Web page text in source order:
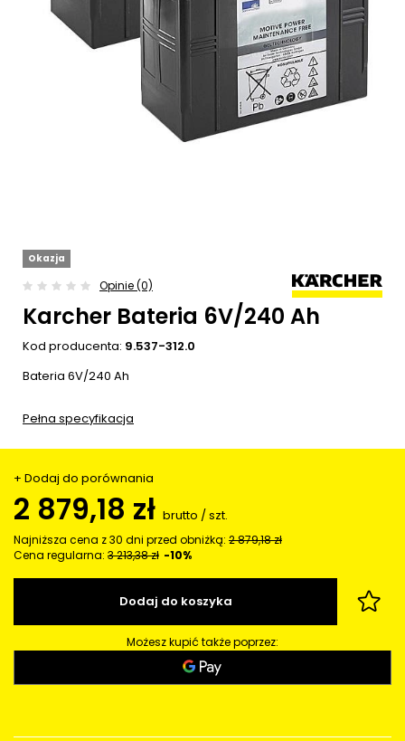
Okazja
Opinie (0)
Karcher Bateria 6V/240 Ah
Kod producenta: 9.537-312.0
Bateria 6V/240 Ah
Pełna specyfikacja
+ Dodaj do porównania
2 879,18 zł brutto /szt.
Najniższa cena z 30 dni przed obniżką: 2 879,18 zł
Cena regularna: 3 213,38 zł -10%
Dodaj do koszyka
Możesz kupić także poprzez: